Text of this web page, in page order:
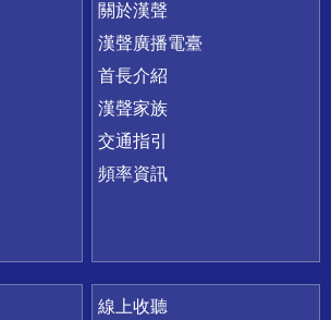
關於漢聲
漢聲廣播電臺
首長介紹
漢聲家族
交通指引
頻率資訊
線上收聽